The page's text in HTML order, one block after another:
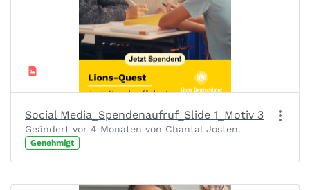
Social Media_Spendenaufruf_Slide 1_Motiv 3
Geändert vor 4 Monaten von Chantal Josten.
Genehmigt